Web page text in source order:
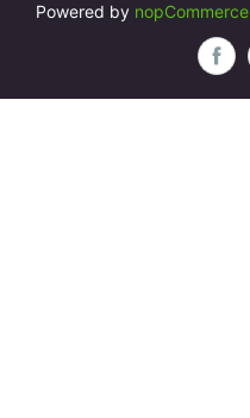
Powered by nopCommerce